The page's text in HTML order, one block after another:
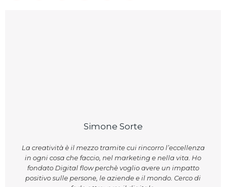
Simone Sorte
La creatività è il mezzo tramite cui rincorro l’eccellenza
in ogni cosa che faccio, nel marketing e nella vita. Ho
fondato Digital flow perchè voglio avere un impatto
positivo sulle persone, le aziende e il mondo. Cerco di